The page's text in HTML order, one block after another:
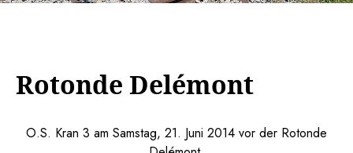
Rotonde Delémont
O.S. Kran 3 am Samstag, 21. Juni 2014 vor der Rotonde